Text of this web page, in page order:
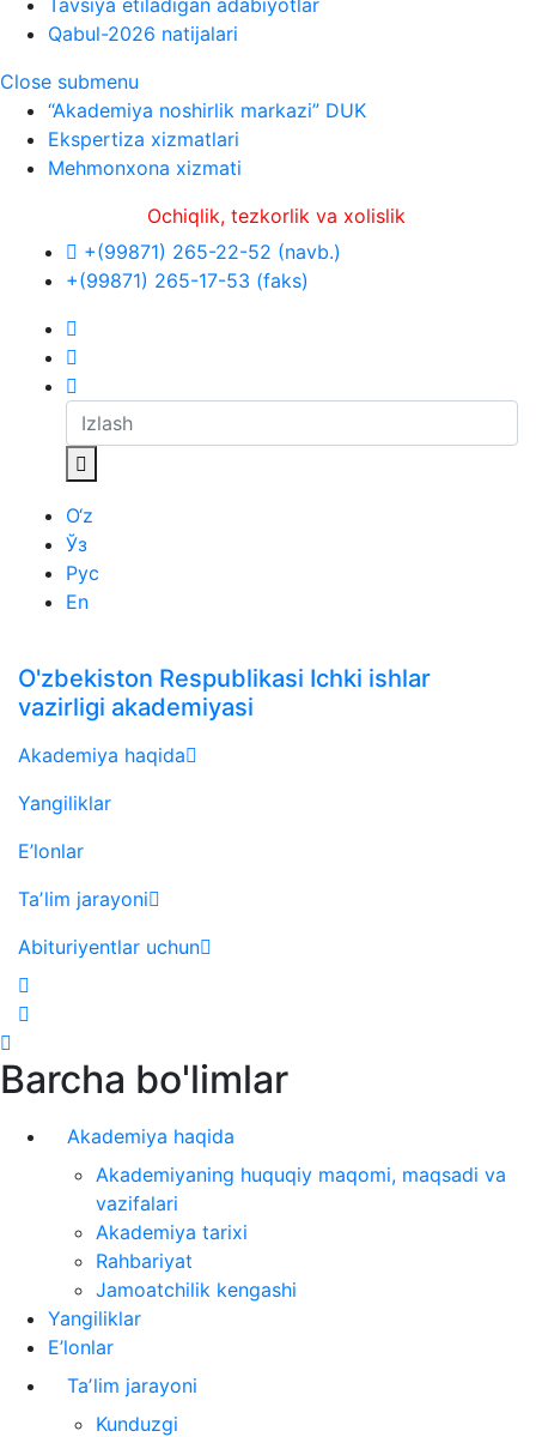
Tavsiya etiladigan adabiyotlar
Qabul-2026 natijalari
Close submenu
“Akademiya noshirlik markazi” DUK
Ekspertiza xizmatlari
Mehmonxona xizmati
Ochiqlik, tezkorlik va xolislik
+(99871) 265-22-52 (navb.)
+(99871) 265-17-53 (faks)
O‘z
Ўз
Рус
En
O'zbekiston Respublikasi Ichki ishlar
vazirligi akademiyasi
Akademiya haqida
Yangiliklar
E’lonlar
Taʼlim jarayoni
Abituriyentlar uchun
Barcha bo'limlar
Akademiya haqida
Akademiyaning huquqiy maqomi, maqsadi va
vazifalari
Akademiya tarixi
Rahbariyat
Jamoatchilik kengashi
Yangiliklar
E’lonlar
Taʼlim jarayoni
Kunduzgi